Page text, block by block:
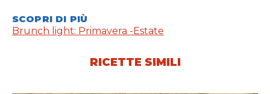
SCOPRI DI PIÙ
Brunch light: Primavera -Estate
RICETTE SIMILI